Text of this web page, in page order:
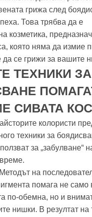
грижа след
Това трябва да е
козметика,
която няма да измие
се грижи за вашите
ТЕХНИКИ ЗА
СИВАТА
колористи
техники за
за „забулване“
на
помага не само
по-обемна, но и
нишки. В резултат на